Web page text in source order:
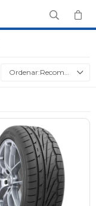
Recomendados